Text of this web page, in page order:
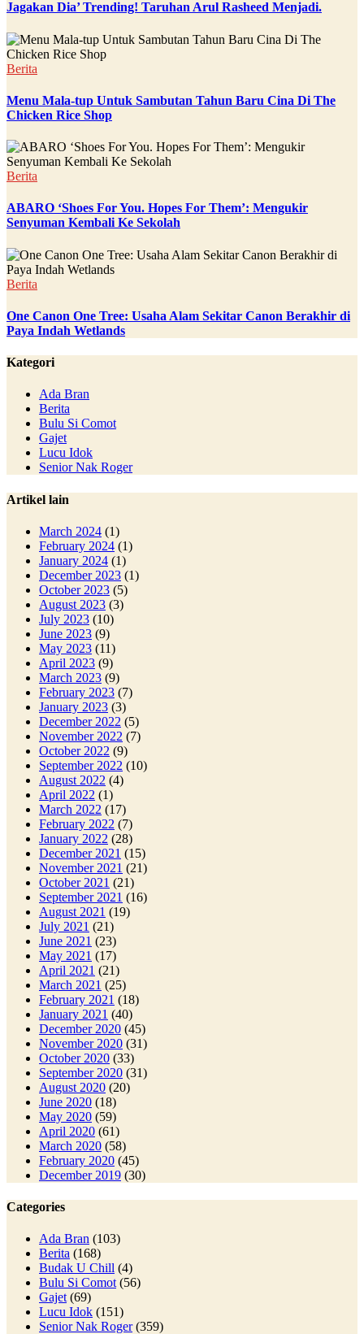
Jagakan Dia’ Trending! Taruhan Arul Rasheed Menjadi.
Berita
Menu Mala-tup Untuk Sambutan Tahun Baru Cina Di The
Chicken Rice Shop
Berita
ABARO ‘Shoes For You. Hopes For Them’: Mengukir
Senyuman Kembali Ke Sekolah
Berita
One Canon One Tree: Usaha Alam Sekitar Canon Berakhir di
Paya Indah Wetlands
Kategori
Ada Bran
Berita
Bulu Si Comot
Gajet
Lucu Idok
Senior Nak Roger
Artikel lain
March 2024 (1)
February 2024 (1)
January 2024 (1)
December 2023 (1)
October 2023 (5)
August 2023 (3)
July 2023 (10)
June 2023 (9)
May 2023 (11)
April 2023 (9)
March 2023 (9)
February 2023 (7)
January 2023 (3)
December 2022 (5)
November 2022 (7)
October 2022 (9)
September 2022 (10)
August 2022 (4)
April 2022 (1)
March 2022 (17)
February 2022 (7)
January 2022 (28)
December 2021 (15)
November 2021 (21)
October 2021 (21)
September 2021 (16)
August 2021 (19)
July 2021 (21)
June 2021 (23)
May 2021 (17)
April 2021 (21)
March 2021 (25)
February 2021 (18)
January 2021 (40)
December 2020 (45)
November 2020 (31)
October 2020 (33)
September 2020 (31)
August 2020 (20)
June 2020 (18)
May 2020 (59)
April 2020 (61)
March 2020 (58)
February 2020 (45)
December 2019 (30)
Categories
Ada Bran (103)
Berita (168)
Budak U Chill (4)
Bulu Si Comot(56)
Gajet(69)
Lucu Idok (151)
Senior Nak Roger(359)